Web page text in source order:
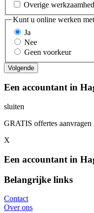
Overige
Kunt u online werken
Ja
Nee
Geen voorkeur
Een accountant in
sluiten
GRATIS offertes aanvragen
X
Een accountant in
Belangrijke links
Contact
Over ons